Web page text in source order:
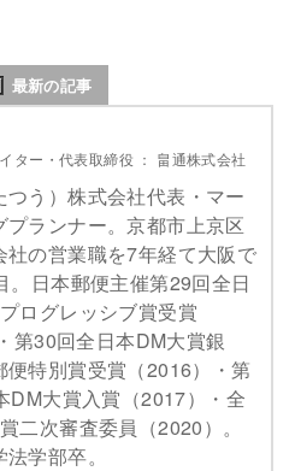
最新の記事
ター・代表取締役 ： 畠通株式会社
つう）株式会社代表・マー
プランナー。京都市上京区
社の営業職を7年経て大阪で
。日本郵便主催第29回全日
ログレッシブ賞受賞
第30回全日本DM大賞銀
便特別賞受賞（2016）・第
DM大賞入賞（2017）・全
二次審査委員（2020）。
学部卒。